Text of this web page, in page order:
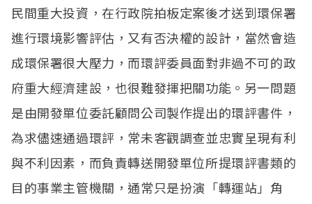
民間重大投資，在行政院拍板定案後才送到環保署
進行環境影響評估，又有否決權的設計，當然會造
成環保署很大壓力，而環評委員面對非過不可的政
府重大經濟建設，也很難發揮把關功能。另一問題
是由開發單位委託顧問公司製作提出的環評書件，
為求儘速通過環評，常未客觀調查並忠實呈現有利
與不利因素，而負責轉送開發單位所提環評書類的
目的事業主管機關，通常只是扮演「轉運站」角